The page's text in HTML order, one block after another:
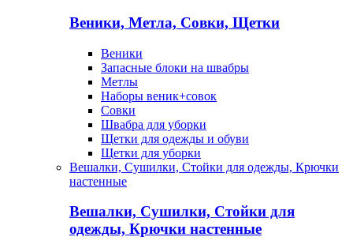
Веники, Метла, Совки, Щетки
Веники
Запасные блоки на швабры
Метлы
Наборы веник+совок
Совки
Швабра для уборки
Щетки для одежды и обуви
Щетки для уборки
Вешалки, Сушилки, Стойки для одежды, Крючки
настенные
Вешалки, Сушилки, Стойки для
одежды, Крючки настенные